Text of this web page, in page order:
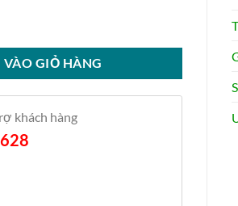
(XK) Inverter 615 lít - Chính hãng số
VÀO GIỎ HÀNG
khách hàng